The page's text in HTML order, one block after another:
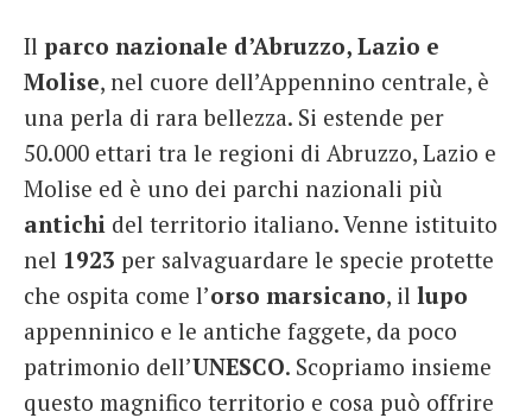
Il parco nazionale d’Abruzzo, Lazio e
Molise, nel cuore dell’Appennino centrale, è
una perla di rara bellezza. Si estende per
50.000 ettari tra le regioni di Abruzzo, Lazio e
Molise ed è uno dei parchi nazionali più
antichi del territorio italiano. Venne istituito
nel 1923 per salvaguardare le specie protette
che ospita come l’orso marsicano, il lupo
appenninico e le antiche faggete, da poco
patrimonio dell’UNESCO. Scopriamo insieme
questo magnifico territorio e cosa può offrire